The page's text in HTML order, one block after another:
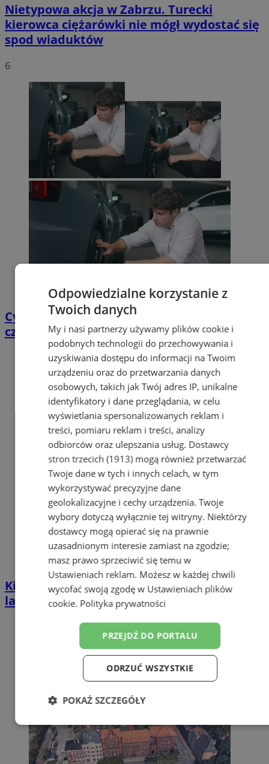
Nietypowa akcja w Zabrzu. Turecki
kierowca ciężarówki nie mógł wydostać się
spod wiaduktów
6
Cyfrowy przegląd przedtrasowy: co mówią
czujniki TPMS i diagnostyka pokładowa?
Kierował BMW mimo zakazu sądowego. 57-
latek zatrzymany w Zabrzu
Odpowiedzialne korzystanie z
Twoich danych
My i nasi partnerzy używamy plików cookie i
podobnych technologii do przechowywania i
uzyskiwania dostępu do informacji na Twoim
urządzeniu oraz do przetwarzania danych
osobowych, takich jak Twój adres IP, unikalne
identyfikatory i dane przeglądania, w celu
wyświetlania spersonalizowanych reklam i
treści, pomiaru reklam i treści, analizy
odbiorców oraz ulepszania usług. Dostawcy
stron trzecich (1913)mogą również przetwarzać
Twoje dane w tych i innych celach, w tym
wykorzystywać precyzyjne dane
geolokalizacyjne i cechy urządzenia. Twoje
wybory dotyczą wyłącznie tej witryny. Niektórzy
dostawcy mogą opierać się na prawnie
uzasadnionym interesie zamiast na zgodzie;
masz prawo sprzeciwić się temu w
Ustawieniach reklam. Możesz w każdej chwili
wycofać swoją zgodę w Ustawieniach plików
cookie. Polityka prywatności
PRZEJDŹ DO PORTALU
ODRZUĆ WSZYSTKIE
POKAŻ SZCZEGÓŁY
Niezbędne Wydajność Targetowanie